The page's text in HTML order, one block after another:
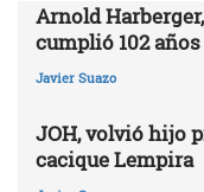
Arnold
cumplió 102 años
Javier Suazo
JOH, volvió hijo
cacique Lempira